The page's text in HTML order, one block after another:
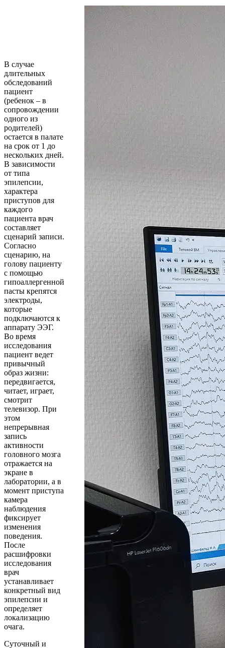
В случае
длительных
обследований
пациент
(ребенок – в
сопровождении
одного из
родителей)
остается в палате
на срок от 1 до
нескольких дней.
В зависимости
от типа
эпилепсии,
характера
приступов для
каждого
пациента врач
составляет
сценарий записи.
Согласно
сценарию, на
голову пациенту
с помощью
гипоаллергенной
пасты крепятся
электроды,
которые
подключаются к
аппарату ЭЭГ.
Во время
исследования
пациент ведет
привычный
образ жизни:
передвигается,
читает, играет,
смотрит
телевизор. При
этом
непрерывная
запись
активности
головного мозга
отражается на
экране в
лаборатории, а в
момент приступа
камера
наблюдения
фиксирует
изменения
поведения.
После
расшифровки
исследования
врач
устанавливает
конкретный вид
эпилепсии и
определяет
локализацию
очага.
Суточный и